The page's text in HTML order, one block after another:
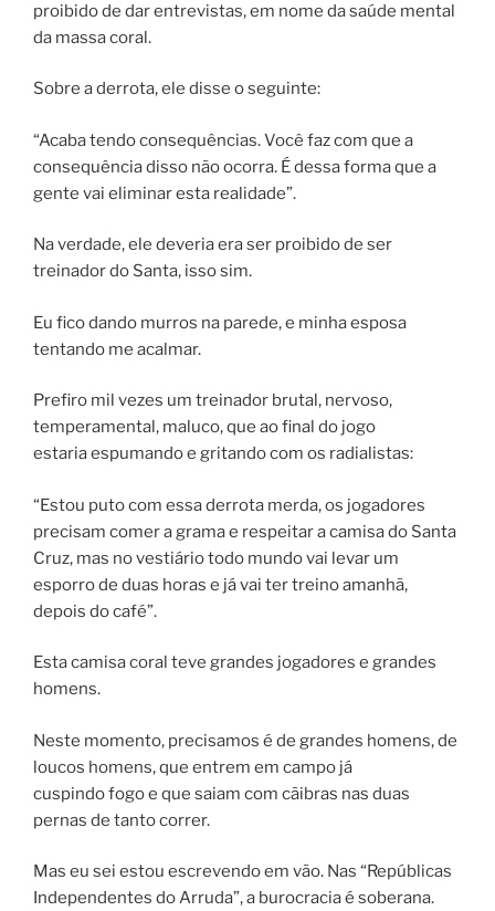
proibido de dar entrevistas, em nome da saúde mental
da massa coral.
Sobre a derrota, ele disse o seguinte:
“Acaba tendo consequências. Você faz com que a
consequência disso não ocorra. É dessa forma que a
gente vai eliminar esta realidade”.
Na verdade, ele deveria era ser proibido de ser
treinador do Santa, isso sim.
Eu fico dando murros na parede, e minha esposa
tentando me acalmar.
Prefiro mil vezes um treinador brutal, nervoso,
temperamental, maluco, que ao final do jogo
estaria espumando e gritando com os radialistas:
“Estou puto com essa derrota merda, os jogadores
precisam comer a grama e respeitar a camisa do Santa
Cruz, mas no vestiário todo mundo vai levar um
esporro de duas horas e já vai ter treino amanhã,
depois do café”.
Esta camisa coral teve grandes jogadores e grandes
homens.
Neste momento, precisamos é de grandes homens, de
loucos homens, que entrem em campo já
cuspindo fogo e que saiam com cãibras nas duas
pernas de tanto correr.
Mas eu sei estou escrevendo em vão. Nas “Repúblicas
Independentes do Arruda”, a burocracia é soberana.